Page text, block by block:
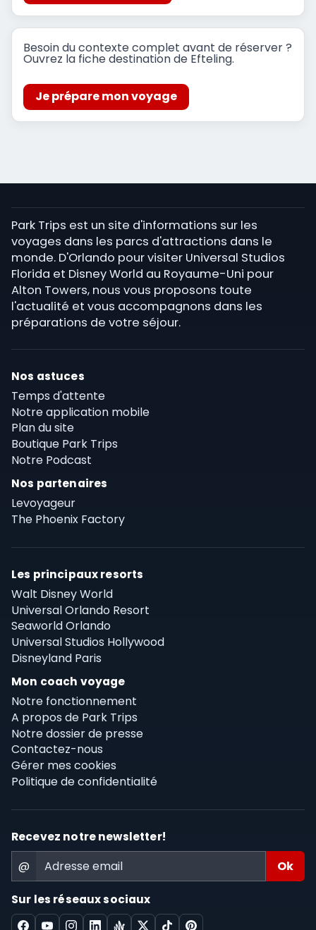
Besoin du contexte complet avant de réserver ?
Ouvrez la fiche destination de Efteling.
Je prépare mon voyage
Park Trips est un site d'informations sur les
voyages dans les parcs d'attractions dans le
monde. D'Orlando pour visiter Universal Studios
Florida et Disney World au Royaume-Uni pour
Alton Towers, nous vous proposons toute
l'actualité et vous accompagnons dans les
préparations de votre séjour.
Nos astuces
Temps d'attente
Notre application mobile
Plan du site
Boutique Park Trips
Notre Podcast
Nos partenaires
Levoyageur
The Phoenix Factory
Les principaux resorts
Walt Disney World
Universal Orlando Resort
Seaworld Orlando
Universal Studios Hollywood
Disneyland Paris
Mon coach voyage
Notre fonctionnement
A propos de Park Trips
Notre dossier de presse
Contactez-nous
Gérer mes cookies
Politique de confidentialité
Recevez notre newsletter!
@
Sur les réseaux sociaux